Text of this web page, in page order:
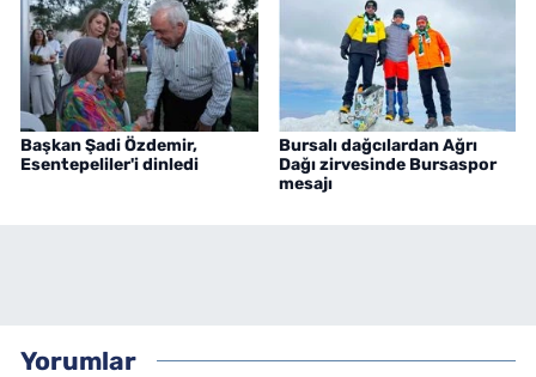
Başkan Şadi Özdemir,
Esentepeliler'i dinledi
Bursalı dağcılardan Ağrı
Dağı zirvesinde Bursaspor
mesajı
Yorumlar